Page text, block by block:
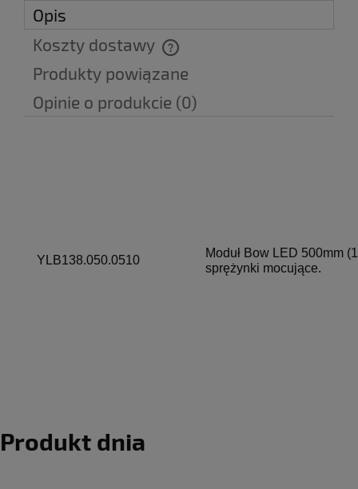
Opis
Koszty dostawy
Cena nie zawiera ewentualnych kosztów płatności
Produkty powiązane
Opinie o produkcie (0)
YLB138.050.0510
Moduł Bow LED 500mm
sprężynki mocujące.
Produkt dnia